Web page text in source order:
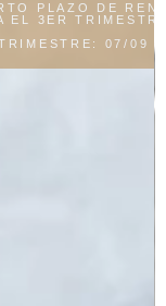
2026!
20/12